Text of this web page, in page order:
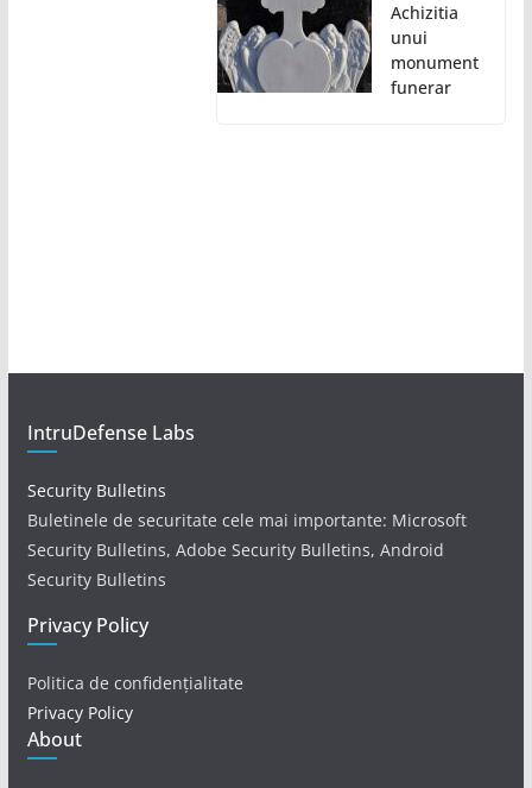
Achizitia
unui
monument
funerar
IntruDefense Labs
Security Bulletins
Buletinele de securitate cele mai importante: Microsoft
Security Bulletins, Adobe Security Bulletins, Android
Security Bulletins
Privacy Policy
Politica de confidențialitate
Privacy Policy
About